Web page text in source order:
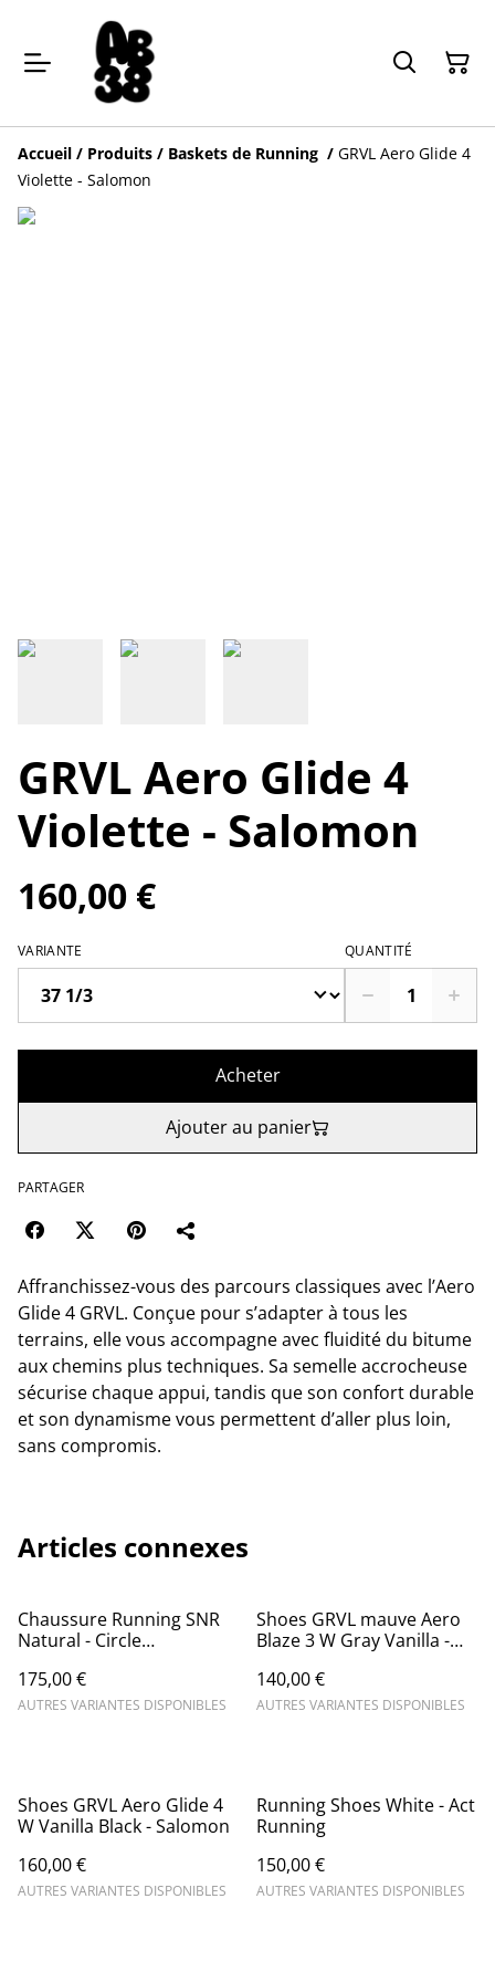
Accueil / Produits / Baskets de Running / GRVL Aero Glide 4
Violette - Salomon
GRVL Aero Glide 4
Violette - Salomon
160,00 €
VARIANTE QUANTITÉ
Acheter
Ajouter au panier
PARTAGER
Affranchissez-vous des parcours classiques avec l’Aero
Glide 4 GRVL. Conçue pour s’adapter à tous les
terrains, elle vous accompagne avec fluidité du bitume
aux chemins plus techniques. Sa semelle accrocheuse
sécurise chaque appui, tandis que son confort durable
et son dynamisme vous permettent d’aller plus loin,
sans compromis.
Articles connexes
Chaussure Running SNR
Natural - Circle
175,00 €
AUTRES VARIANTES DISPONIBLES
Shoes GRVL mauve Aero
Blaze 3 W Gray Vanilla -
140,00 €
AUTRES VARIANTES DISPONIBLES
Shoes GRVL Aero Glide 4
W Vanilla Black - Salomon
160,00 €
AUTRES VARIANTES DISPONIBLES
Running Shoes White - Act
Running
150,00 €
AUTRES VARIANTES DISPONIBLES